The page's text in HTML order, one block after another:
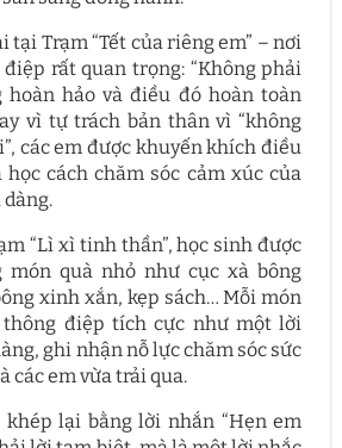
tại Trạm “Tết của riêng em” – nơi
rất quan trọng: “Không phải
hoàn hảo và điều đó hoàn toàn
vì tự trách bản thân vì “không
các em được khuyến khích điều
cách chăm sóc cảm xúc của
“Lì xì tinh thần”, học sinh được
món quà nhỏ như cục xà bông
xinh xắn, kẹp sách… Mỗi món
điệp tích cực như một lời
ghi nhận nỗ lực chăm sóc sức
các em vừa trải qua.
khép lại bằng lời nhắn “Hẹn em